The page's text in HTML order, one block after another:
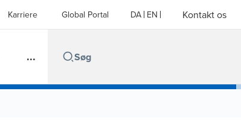
Karriere Global Portal DA EN Kontakt os
...